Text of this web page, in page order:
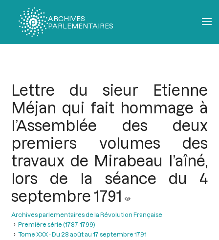
ARCHIVES
PARLEMENTAIRES
Lettre du sieur Etienne
Méjan qui fait hommage à
l’Assemblée des deux
premiers volumes des
travaux de Mirabeau l’aîné,
lors de la séance du 4
septembre 1791
Archives parlementaires de la Révolution Française
Première série (1787-1799)
Tome XXX - Du 28 août au 17 septembre 1791